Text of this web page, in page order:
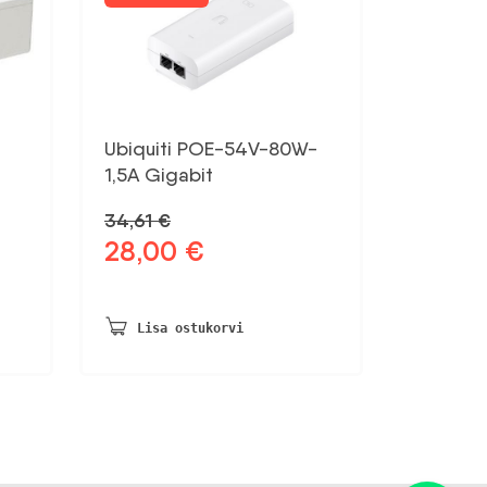
Ubiquiti POE-54V-80W-
1,5A Gigabit
34,61€
Algne
34,61 €.
28,00 €
28,00 €.
Lisa ostukorvi